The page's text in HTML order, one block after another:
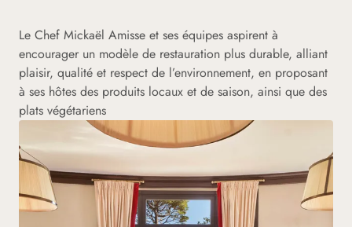
Le Chef Mickaël Amisse et ses équipes aspirent à
encourager un modèle de restauration plus durable, alliant
plaisir, qualité et respect de l’environnement, en proposant
à ses hôtes des produits locaux et de saison, ainsi que des
plats végétariens